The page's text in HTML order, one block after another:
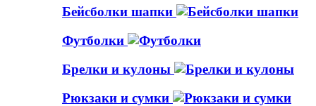
Бейсболки шапки
Футболки
Брелки и кулоны
Рюкзаки и сумки